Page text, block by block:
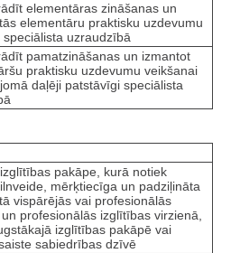
elementāras zināšanas un
elementāru praktisku uzdevumu
speciālista uzraudzībā
pamatzināšanas un izmantot
praktisku uzdevumu veikšanai
daļēji patstāvīgi speciālista
pakāpe, kurā notiek
mērķtiecīga un padziļināta
vispārējās vai profesionālās
profesionālās izglītības virzienā,
izglītības pakāpē vai
sabiedrības dzīvē